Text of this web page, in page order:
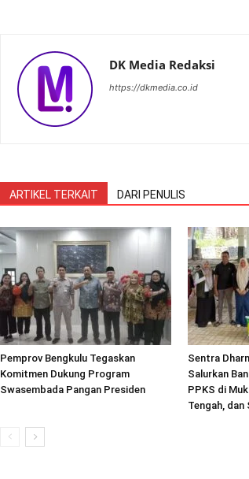
DK Media Redaksi
https://dkmedia.co.id
ARTIKEL TERKAIT DARI PENULIS
Pemprov Bengkulu Tegaskan
Komitmen Dukung Program
Swasembada Pangan Presiden
Sentra
Salurkan
PPKS di
Tengah, dan